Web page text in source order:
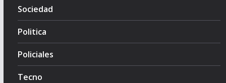
Sociedad
Politica
Policiales
Tecno